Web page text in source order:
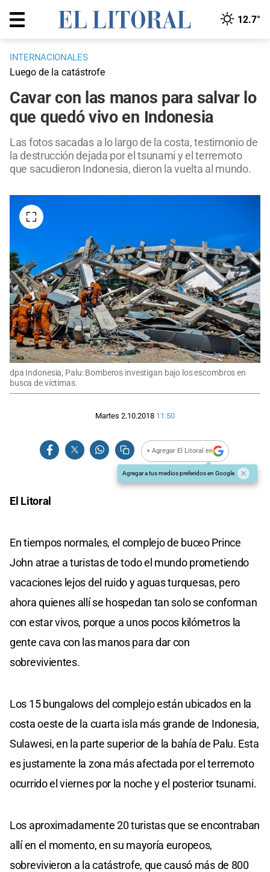
12.7°
INTERNACIONALES
Luego de la catástrofe
Cavar con las manos para salvar lo
que quedó vivo en Indonesia
Las fotos sacadas a lo largo de la costa, testimonio de
la destrucción dejada por el tsunami y el terremoto
que sacudieron Indonesia, dieron la vuelta al mundo.
dpa Indonesia, Palu: Bomberos investigan bajo los escombros en
busca de víctimas.
Martes 2.10.2018 11:50
+ Agregar El Litoral en
Agregar a tus medios preferidos en Google
El Litoral
En tiempos normales, el complejo de buceo Prince
John atrae a turistas de todo el mundo prometiendo
vacaciones lejos del ruido y aguas turquesas, pero
ahora quienes allí se hospedan tan solo se conforman
con estar vivos, porque a unos pocos kilómetros la
gente cava con las manos para dar con
sobrevivientes.
Los 15 bungalows del complejo están ubicados en la
costa oeste de la cuarta isla más grande de Indonesia,
Sulawesi, en la parte superior de la bahía de Palu. Esta
es justamente la zona más afectada por el terremoto
ocurrido el viernes por la noche y el posterior tsunami.
Los aproximadamente 20 turistas que se encontraban
allí en el momento, en su mayoría europeos,
sobrevivieron a la catástrofe, que causó más de 800